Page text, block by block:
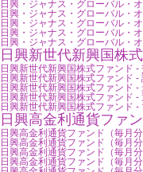
日興・ジャナス・グローバル・
日興・ジャナス・グローバル・
日興・ジャナス・グローバル・
日興・ジャナス・グローバル・
日興・ジャナス・グローバル・
日興新世代新興国株
日興新世代新興国株式ファンド -
日興新世代新興国株式ファンド -
日興新世代新興国株式ファンド
日興新世代新興国株式ファンド -
日興新世代新興国株式ファンド -
日興高金利通貨ファ
日興高金利通貨ファンド（毎月
日興高金利通貨ファンド（毎月
日興高金利通貨ファンド（毎月
日興高金利通貨ファンド（毎月